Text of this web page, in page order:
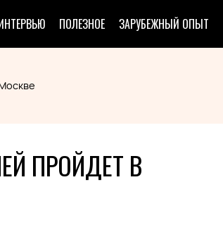
ПОЛЕЗНОЕ ЗАРУБЕЖНЫЙ ОПЫТ
ПРОЙДЕТ В